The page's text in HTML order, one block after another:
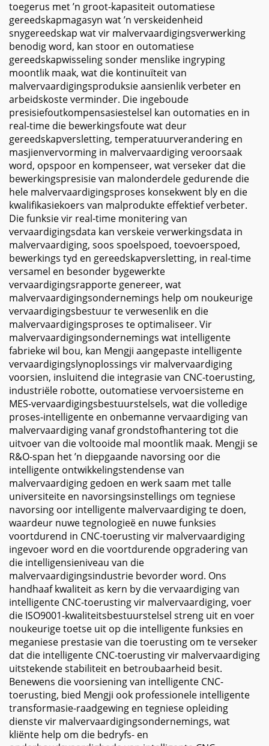
toegerus met ’n groot-kapasiteit outomatiese
gereedskapmagasyn wat ’n verskeidenheid
snygereedskap wat vir malvervaardigingsverwerking
benodig word, kan stoor en outomatiese
gereedskapwisseling sonder menslike ingryping
moontlik maak, wat die kontinuïteit van
malvervaardigingsproduksie aansienlik verbeter en
arbeidskoste verminder. Die ingeboude
presisiefoutkompensasiestelsel kan outomaties en in
real-time die bewerkingsfoute wat deur
gereedskapversletting, temperatuurverandering en
masjienvervorming in malvervaardiging veroorsaak
word, opspoor en kompenseer, wat verseker dat die
bewerkingspresisie van malonderdele gedurende die
hele malvervaardigingsproses konsekwent bly en die
kwalifikasiekoers van malprodukte effektief verbeter.
Die funksie vir real-time monitering van
vervaardigingsdata kan verskeie verwerkingsdata in
malvervaardiging, soos spoelspoed, toevoerspoed,
bewerkings tyd en gereedskapversletting, in real-time
versamel en besonder bygewerkte
vervaardigingsrapporte genereer, wat
malvervaardigingsondernemings help om noukeurige
vervaardigingsbestuur te verwesenlik en die
malvervaardigingsproses te optimaliseer. Vir
malvervaardigingsondernemings wat intelligente
fabrieke wil bou, kan Mengji aangepaste intelligente
vervaardigingslynoplossings vir malvervaardiging
voorsien, insluitend die integrasie van CNC-toerusting,
industriële robotte, outomatiese vervoersisteme en
MES-vervaardigingsbestuurstelsels, wat die volledige
proses-intelligente en onbemanne vervaardiging van
malvervaardiging vanaf grondstofhantering tot die
uitvoer van die voltooide mal moontlik maak. Mengji se
R&O-span het ’n diepgaande navorsing oor die
intelligente ontwikkelingstendense van
malvervaardiging gedoen en werk saam met talle
universiteite en navorsingsinstellings om tegniese
navorsing oor intelligente malvervaardiging te doen,
waardeur nuwe tegnologieë en nuwe funksies
voortdurend in CNC-toerusting vir malvervaardiging
ingevoer word en die voortdurende opgradering van
die intelligensieniveau van die
malvervaardigingsindustrie bevorder word. Ons
handhaaf kwaliteit as kern by die vervaardiging van
intelligente CNC-toerusting vir malvervaardiging, voer
die ISO9001-kwaliteitsbestuurstelsel streng uit en voer
noukeurige toetse uit op die intelligente funksies en
meganiese prestasie van die toerusting om te verseker
dat die intelligente CNC-toerusting vir malvervaardiging
uitstekende stabiliteit en betroubaarheid besit.
Benewens die voorsiening van intelligente CNC-
toerusting, bied Mengji ook professionele intelligente
transformasie-raadgewing en tegniese opleiding
dienste vir malvervaardigingsondernemings, wat
kliënte help om die bedryfs- en